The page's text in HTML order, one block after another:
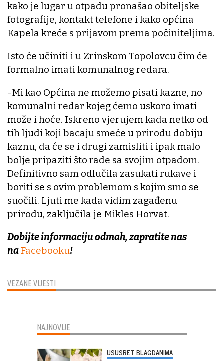
VEZANE VIJESTI
kako je lugar u otpadu pronašao obiteljske
fotografije, kontakt telefone i kako općina
Kapela kreće s prijavom prema počiniteljima.
Isto će učiniti i u Zrinskom Topolovcu čim će
formalno imati komunalnog redara.
-Mi kao Općina ne možemo pisati kazne, no
komunalni redar kojeg ćemo uskoro imati
može i hoće. Iskreno vjerujem kada netko od
tih ljudi koji bacaju smeće u prirodu dobiju
kaznu, da će se i drugi zamisliti i ipak malo
bolje pripaziti što rade sa svojim otpadom.
Definitivno sam odlučila zasukati rukave i
boriti se s ovim problemom s kojim smo se
suočili. Ljuti me kada vidim zagađenu
prirodu, zaključila je Mikles Horvat.
Dobijte informaciju odmah, zapratite nas
naFacebooku!
NAJNOVIJE
USUSRET BLAGDANIMA